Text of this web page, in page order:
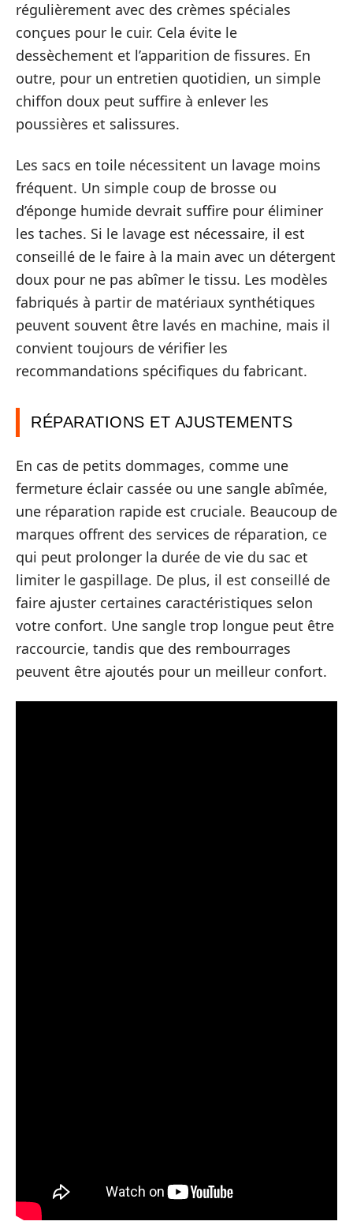
régulièrement avec des crèmes spéciales
conçues pour le cuir. Cela évite le
dessèchement et l’apparition de fissures. En
outre, pour un entretien quotidien, un simple
chiffon doux peut suffire à enlever les
poussières et salissures.
Les sacs en toile nécessitent un lavage moins
fréquent. Un simple coup de brosse ou
d’éponge humide devrait suffire pour éliminer
les taches. Si le lavage est nécessaire, il est
conseillé de le faire à la main avec un détergent
doux pour ne pas abîmer le tissu. Les modèles
fabriqués à partir de matériaux synthétiques
peuvent souvent être lavés en machine, mais il
convient toujours de vérifier les
recommandations spécifiques du fabricant.
RÉPARATIONS ET AJUSTEMENTS
En cas de petits dommages, comme une
fermeture éclair cassée ou une sangle abîmée,
une réparation rapide est cruciale. Beaucoup de
marques offrent des services de réparation, ce
qui peut prolonger la durée de vie du sac et
limiter le gaspillage. De plus, il est conseillé de
faire ajuster certaines caractéristiques selon
votre confort. Une sangle trop longue peut être
raccourcie, tandis que des rembourrages
peuvent être ajoutés pour un meilleur confort.